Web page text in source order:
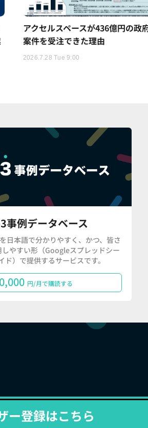
アクセルスペースが436億円の政
案件を受注できた理由
2026.7.28 Tue 9:00
事例データベース
日本語で分かりやすく、かつ、皆さ
やすい形（Googleスプレッドシー
ド）で提供するサービスです。
円/月で購読する
ー登録はこちら